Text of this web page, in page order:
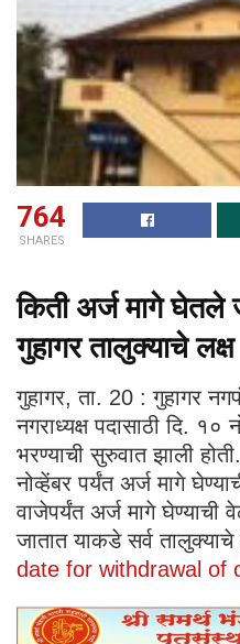
764
SHARES
किती अर्ज मागे घेतले
गुहागर तालुक्याचे लक्ष
गुहागर, ता. 20 : गुहागर
नगराध्यक्ष पदासाठी दि. १०
भरण्याची सुरुवात झाली
नोव्हेंबर पर्यंत अर्ज मागे
वाजेपर्यंत अर्ज मागे
जातात याकडे सर्व
date for withdrawal of